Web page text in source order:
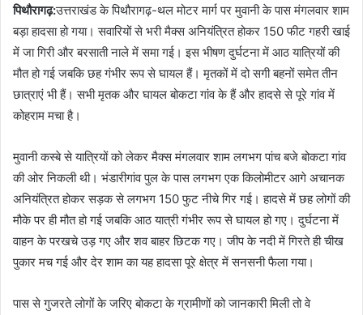
पिथौरागढ़:उत्तराखंड के पिथौरागढ़-थल मोटर मार्ग पर मुवानी के पास मंगलवार शाम
बड़ा हादसा हो गया। सवारियों से भरी मैक्स अनियंत्रित होकर 150 फीट गहरी खाई
में जा गिरी और बरसाती नाले में समा गई। इस भीषण दुर्घटना में आठ यात्रियों की
मौत हो गई जबकि छह गंभीर रूप से घायल हैं। मृतकों में दो सगी बहनों समेत तीन
छात्राएं भी हैं। सभी मृतक और घायल बोकटा गांव के हैं और हादसे से पूरे गांव में
कोहराम मचा है।
मुवानी कस्बे से यात्रियों को लेकर मैक्स मंगलवार शाम लगभग पांच बजे बोकटा गांव
की ओर निकली थी। भंडारीगांव पुल के पास लगभग एक किलोमीटर आगे अचानक
अनियंत्रित होकर सड़क से लगभग 150 फुट नीचे गिर गई। हादसे में छह लोगों की
मौके पर ही मौत हो गई जबकि आठ यात्री गंभीर रूप से घायल हो गए। दुर्घटना में
वाहन के परखचे उड़ गए और शव बाहर छिटक गए। जीप के नदी में गिरते ही चीख
पुकार मच गई और देर शाम का यह हादसा पूरे क्षेत्र में सनसनी फैला गया।
पास से गुजरते लोगों के जरिए बोकटा के ग्रामीणों को जानकारी मिली तो वे